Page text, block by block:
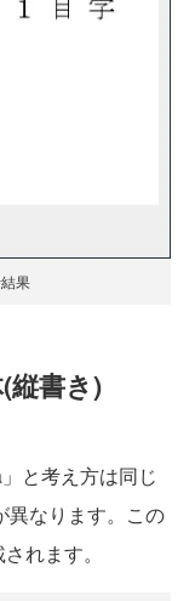
果
縦書き)
と考え方は同じ
異なります。この
れます。